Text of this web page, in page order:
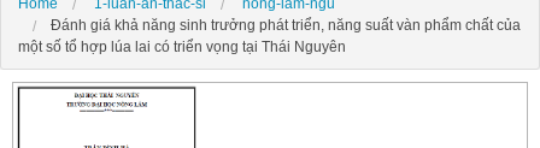
Home 1-luan-an-thac-si
nong-lam-ngu
Đánh giá khả năng sinh trưởng phát triển, năng suất vàn phẩm chất của
một số tổ hợp lúa lai có triển vọng tại Thái Nguyên